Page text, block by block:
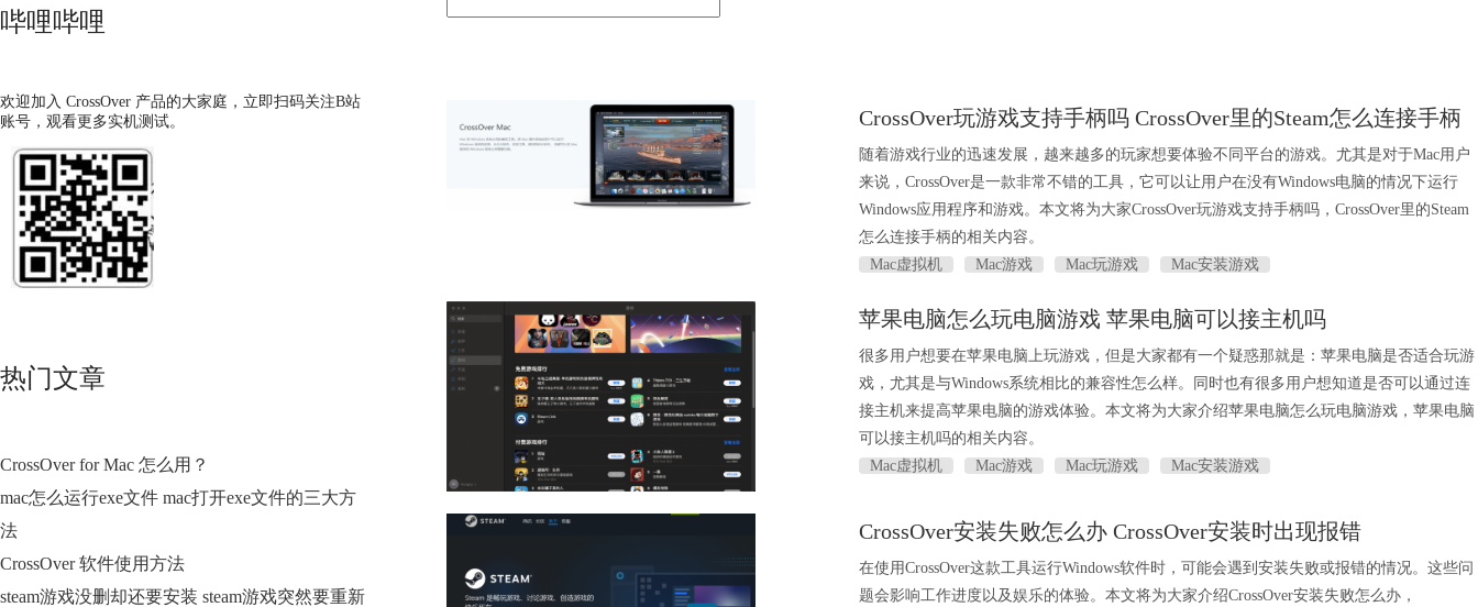
哔哩哔哩
欢迎加入 CrossOver 产品的大家庭，立即扫码关注B站
账号，观看更多实机测试。
热门文章
CrossOver for Mac 怎么用？
mac怎么运行exe文件 mac打开exe文件的三大方
法
CrossOver 软件使用方法
steam游戏没删却还要安装 steam游戏突然要重新
CrossOver玩游戏支持手柄吗 CrossOver里的Steam怎么连接手柄
随着游戏行业的迅速发展，越来越多的玩家想要体验不同平台的游戏。尤其是对于Mac用户
来说，CrossOver是一款非常不错的工具，它可以让用户在没有Windows电脑的情况下运行
Windows应用程序和游戏。本文将为大家CrossOver玩游戏支持手柄吗，CrossOver里的Steam
怎么连接手柄的相关内容。
Mac虚拟机
Mac游戏 Mac玩游戏 Mac安装游戏
苹果电脑怎么玩电脑游戏 苹果电脑可以接主机吗
很多用户想要在苹果电脑上玩游戏，但是大家都有一个疑惑那就是：苹果电脑是否适合玩游
戏，尤其是与Windows系统相比的兼容性怎么样。同时也有很多用户想知道是否可以通过连
接主机来提高苹果电脑的游戏体验。本文将为大家介绍苹果电脑怎么玩电脑游戏，苹果电脑
可以接主机吗的相关内容。
Mac虚拟机
Mac游戏 Mac玩游戏 Mac安装游戏
CrossOver安装失败怎么办 CrossOver安装时出现报错
在使用CrossOver这款工具运行Windows软件时，可能会遇到安装失败或报错的情况。这些问
题会影响工作进度以及娱乐的体验。本文将为大家介绍CrossOver安装失败怎么办，